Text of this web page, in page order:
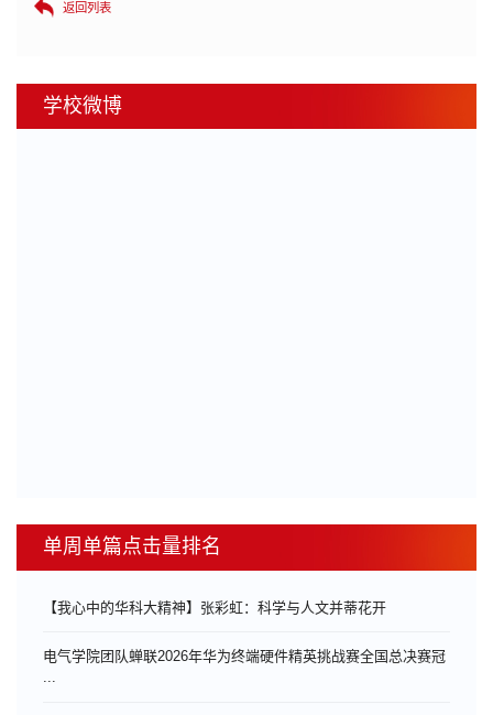
返回列表
学校微博
单周单篇点击量排名
【我心中的华科大精神】张彩虹：科学与人文并蒂花开
电气学院团队蝉联2026年华为终端硬件精英挑战赛全国总决赛冠
...